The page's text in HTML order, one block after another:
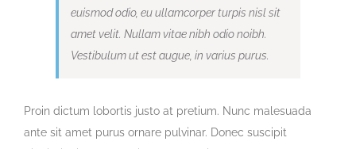
euismod odio, eu ullamcorper turpis nisl sit
amet velit. Nullam vitae nibh odio noibh.
Vestibulum ut est augue, in varius purus.
Proin dictum lobortis justo at pretium. Nunc malesuada
ante sit amet purus ornare pulvinar. Donec suscipit